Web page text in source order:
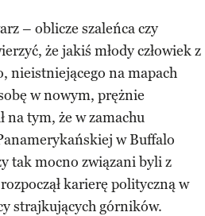
– oblicze szaleńca czy
że jakiś młody człowiek z
nieistniejącego na mapach
w nowym, prężnie
na tym, że w zamachu
w Buffalo
tak mocno związani byli z
karierę polityczną w
strajkujących górników.